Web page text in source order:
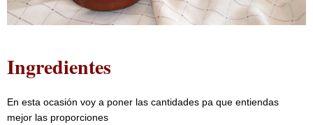
Ingredientes
En esta ocasión voy a poner las cantidades pa que entiendas
mejor las proporciones